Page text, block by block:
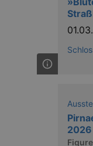
2026